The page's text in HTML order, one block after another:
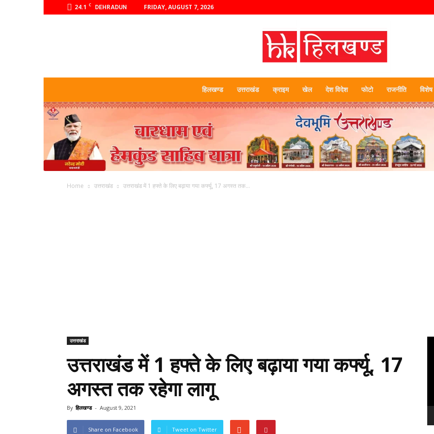
24.1 C DEHRADUN FRIDAY, AUGUST 7, 2026
हिलखण्ड
हिलखण्ड उत्तराखंड क्राइम खेल देश विदेश फोटो राजनीति विशेष
Home उत्तराखंड उत्तराखंड में 1 हफ्ते के लिए बढ़ाया गया कर्फ्यू, 17 अगस्त तक...
उत्तराखंड
उत्तराखंड में 1 हफ्ते के लिए बढ़ाया गया कर्फ्यू, 17
अगस्त तक रहेगा लागू
By हिलखण्ड - August 9, 2021
Share on Facebook Tweet on Twitter